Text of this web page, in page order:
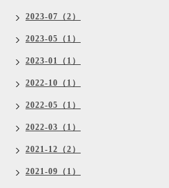
2023-07（2）
2023-05（1）
2023-01（1）
2022-10（1）
2022-05（1）
2022-03（1）
2021-12（2）
2021-09（1）